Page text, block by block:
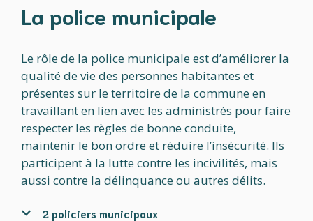
La police municipale
Le rôle de la police municipale est d’améliorer la
qualité de vie des personnes habitantes et
présentes sur le territoire de la commune en
travaillant en lien avec les administrés pour faire
respecter les règles de bonne conduite,
maintenir le bon ordre et réduire l’insécurité. Ils
participent à la lutte contre les incivilités, mais
aussi contre la délinquance ou autres délits.
2 policiers municipaux